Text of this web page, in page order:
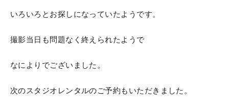
いろいろとお探しになっていたようです。
撮影当日も問題なく終えられたようで
なによりでございました。
次のスタジオレンタルのご予約もいただきました。